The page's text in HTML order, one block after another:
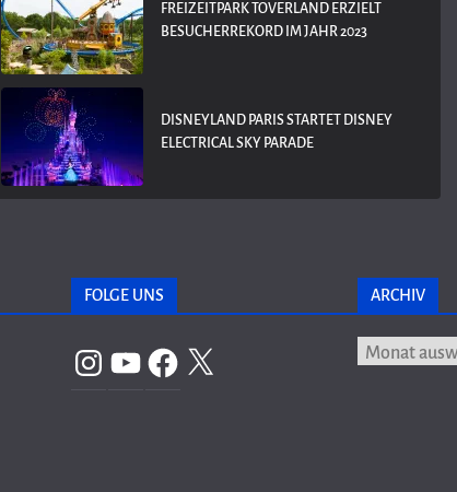
FREIZEITPARK TOVERLAND ERZIELT
BESUCHERREKORD IM JAHR 2023
DISNEYLAND PARIS STARTET DISNEY
ELECTRICAL SKY PARADE
FOLGE UNS
InstagramYouTubeFacebook
X
ARCHIV
Archiv